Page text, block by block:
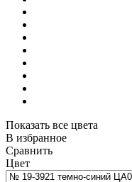
Показать все цвета
В избранное
Сравнить
Цвет